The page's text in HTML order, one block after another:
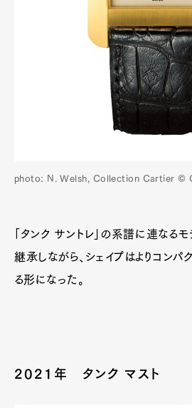
photo: N. Welsh, Collection Cartier ©
「タンク サントレ」の系譜に連なる
継承しながら、シェイプはよりコンパ
る形になった。
2021年 タンク マスト